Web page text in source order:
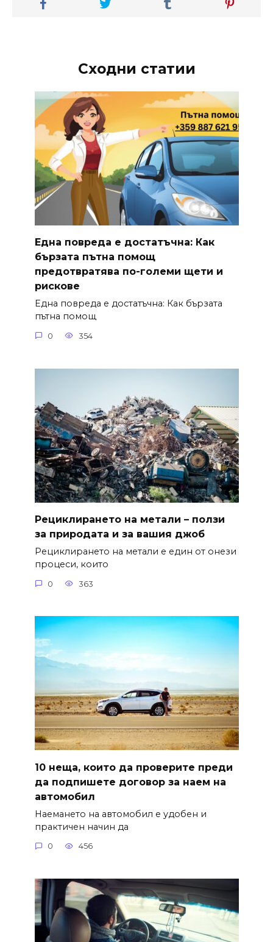
Сходни статии
Една повреда е достатъчна: Как
бързата пътна помощ
предотвратява по-големи щети и
рискове
Една повреда е достатъчна: Как бързата
пътна помощ
0 354
Рециклирането на метали – ползи
за природата и за вашия джоб
Рециклирането на метали е един от онези
процеси, които
0 363
10 неща, които да проверите преди
да подпишете договор за наем на
автомобил
Наемането на автомобил е удобен и
практичен начин да
0 456